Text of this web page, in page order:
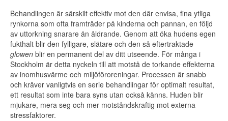
Behandlingen är särskilt effektiv mot den där envisa, fina ytliga
rynkorna som ofta framträder på kinderna och pannan, en följd
av uttorkning snarare än åldrande. Genom att öka hudens egen
fukthalt blir den fylligare, slätare och den så eftertraktade
glowen blir en permanent del av ditt utseende. För många i
Stockholm är detta nyckeln till att motstå de torkande effekterna
av inomhusvärme och miljöföroreningar. Processen är snabb
och kräver vanligtvis en serie behandlingar för optimalt resultat,
ett resultat som inte bara syns utan också känns. Huden blir
mjukare, mera seg och mer motståndskraftig mot externa
stressfaktorer.